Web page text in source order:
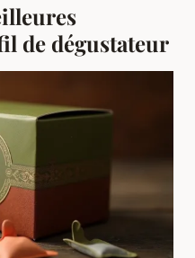
de dégustateur